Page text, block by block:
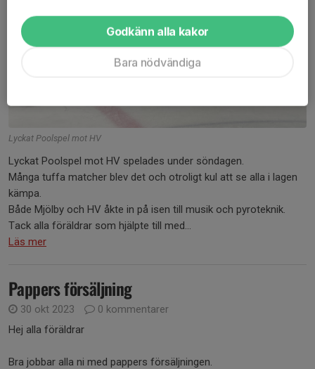
Lyckat Poolspel mot HV
Lyckat Poolspel mot HV spelades under söndagen.
Många tuffa matcher blev det och otroligt kul att se alla i lagen
kämpa.
Både Mjölby och HV åkte in på isen till musik och pyroteknik.
Tack alla föräldrar som hjälpte till med...
Läs mer
Pappers försäljning
30 okt 2023
0 kommentarer
Hej alla föräldrar
Bra jobbar alla ni med pappers försäljningen.
Godkänn alla kakor
Bara nödvändiga